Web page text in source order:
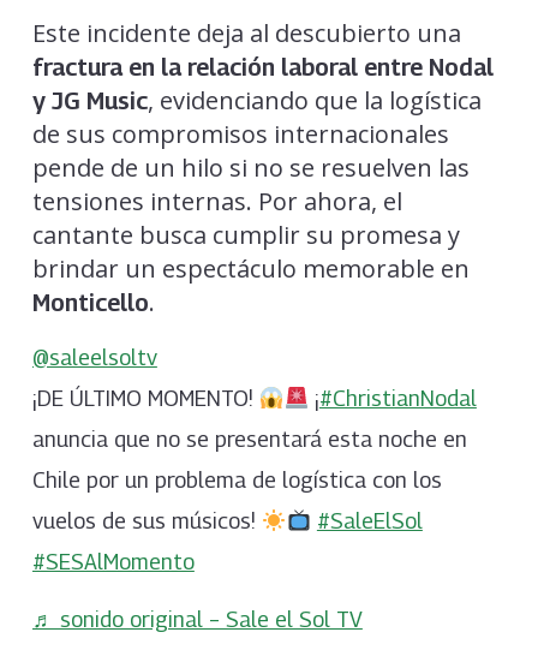
Este incidente deja al descubierto una
fractura en la relación laboral entre Nodal
y JG Music, evidenciando que la logística
de sus compromisos internacionales
pende de un hilo si no se resuelven las
tensiones internas. Por ahora, el
cantante busca cumplir su promesa y
brindar un espectáculo memorable en
Monticello.
@saleelsoltv
¡DE ÚLTIMO MOMENTO!
¡#ChristianNodal
anuncia que no se presentará esta noche en
Chile por un problema de logística con los
vuelos de sus músicos!
#SaleElSol
#SESAlMomento
♬ sonido original – Sale el Sol TV